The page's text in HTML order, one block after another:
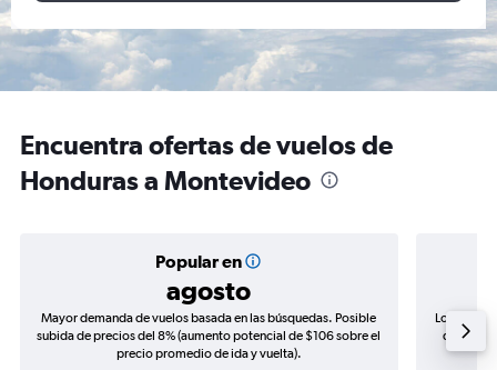
Encuentra ofertas de vuelos de
Honduras a Montevideo
Popular en
agosto
Mayor demanda de vuelos basada en las búsquedas. Posible
subida de precios del 8% (aumento potencial de $106 sobre el
precio promedio de ida y vuelta).
Los
de